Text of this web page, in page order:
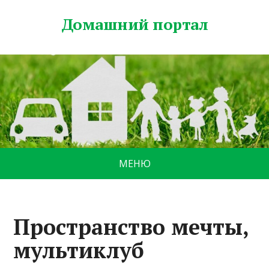
Домашний портал
МЕНЮ
Пространство мечты,
мультиклуб